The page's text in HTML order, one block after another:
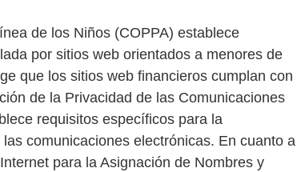
de los Niños (COPPA) establece
por sitios web orientados a menores de
que los sitios web financieros cumplan con
de la Privacidad de las Comunicaciones
requisitos específicos para la
comunicaciones electrónicas. En cuanto a
para la Asignación de Nombres y